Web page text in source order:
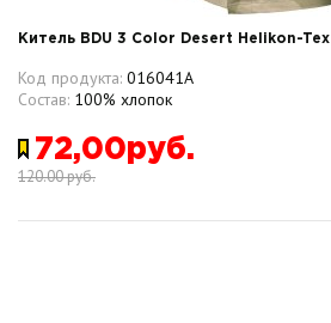
Китель BDU 3 Color Desert Helikon-Tex
Код продукта: 016041A
Состав: 100% хлопок
72,00руб.
120.00 руб.